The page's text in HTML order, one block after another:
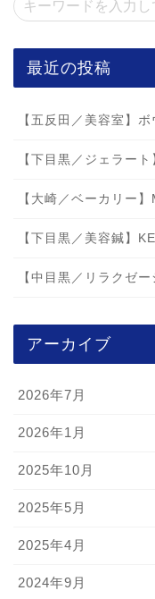
最近の投稿
【五反田／美容室】
【下目黒／ジェラー
【大崎／ベーカリー
【下目黒／美容鍼】
【中目黒／リラクゼ
アーカイブ
2026年7月
2026年1月
2025年10月
2025年5月
2025年4月
2024年9月